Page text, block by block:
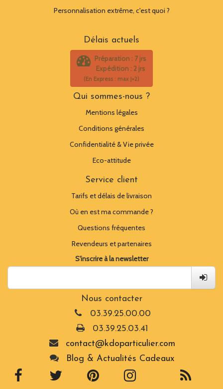
Personnalisation extrême, c'est quoi ?
Délais actuels
Préparation : 7 jrs
Expédition : 2 jrs
(En Express : max J+2)
Qui sommes-nous ?
Mentions légales
Conditions générales
Confidentialité & Vie privée
Eco-attitude
Service client
Tarifs et délais de livraison
Où en est ma commande ?
Questions fréquentes
Revendeurs et partenaires
S'inscrire à la newsletter
Nous contacter
03.39.25.00.00
03.39.25.03.41
contact@kdoparticulier.com
Blog & Actualités Cadeaux